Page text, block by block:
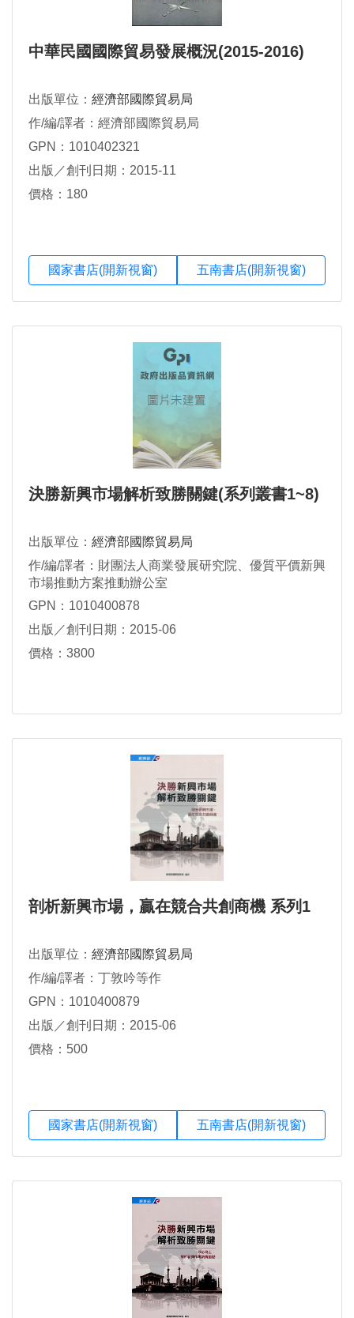
中華民國國際貿易發展概況(2015-2016)
出版單位： 經濟部國際貿易局
作/編/譯者：經濟部國際貿易局
GPN：1010402321
出版／創刊日期：2015-11
價格：180
國家書店(開新視窗) 五南書店(開新視窗)
決勝新興市場解析致勝關鍵(系列叢書1~8)
出版單位： 經濟部國際貿易局
作/編/譯者：財團法人商業發展研究院、優質平價新興
市場推動方案推動辦公室
GPN：1010400878
出版／創刊日期：2015-06
價格：3800
剖析新興市場，贏在競合共創商機 系列1
出版單位： 經濟部國際貿易局
作/編/譯者：丁敦吟等作
GPN：1010400879
出版／創刊日期：2015-06
價格：500
國家書店(開新視窗) 五南書店(開新視窗)